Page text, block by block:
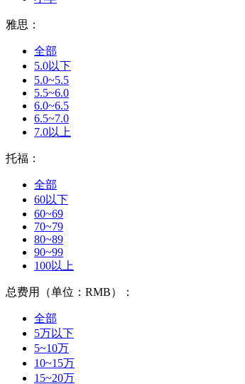
雅思：
全部
5.0以下
5.0~5.5
5.5~6.0
6.0~6.5
6.5~7.0
7.0以上
托福：
全部
60以下
60~69
70~79
80~89
90~99
100以上
总费用（单位：RMB）：
全部
5万以下
5~10万
10~15万
15~20万